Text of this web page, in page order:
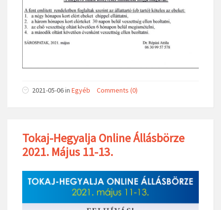
2021-05-06in Egyéb Comments (0)
Tokaj-Hegyalja Online Állásbörze
2021. Május 11-13.